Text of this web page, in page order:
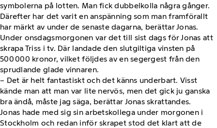
symbolerna på lotten. Man fick dubbelkolla några gånger.
Därefter har det varit en anspänning som man framförallt
har märkt av under de senaste dagarna, berättar Jonas.
Under onsdagsmorgonen var det till sist dags för Jonas att
skrapa Triss i tv. Där landade den slutgiltiga vinsten på
500 000 kronor, vilket följdes av en segergest från den
sprudlande glade vinnaren.
– Det är helt fantastiskt och det känns underbart. Visst
kände man att man var lite nervös, men det gick ju ganska
bra ändå, måste jag säga, berättar Jonas skrattandes.
Jonas hade med sig sin arbetskollega under morgonen i
Stockholm och redan inför skrapet stod det klart att de